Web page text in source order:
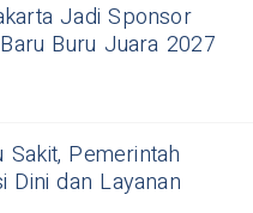
Jadi Sponsor
Buru Juara 2027
Pemerintah
Dini dan Layanan